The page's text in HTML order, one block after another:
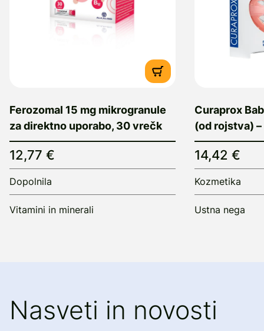
Ferozomal 15 mg mikrogranule
za direktno uporabo, 30 vrečk
12,77 €
Dopolnila
Vitamini in minerali
Curaprox
(od rojstva) –
14,42 €
Kozmetika
Ustna nega
Nasveti in novosti